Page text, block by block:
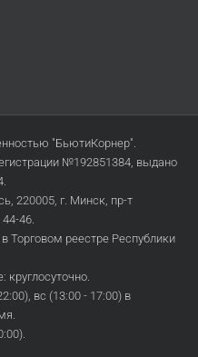
"БьютиКорнер".
№192851384, выдано
220005, г. Минск, пр-т
46.
Торговом реестре Республики
круглосуточно.
вс (13:00 - 17:00) в